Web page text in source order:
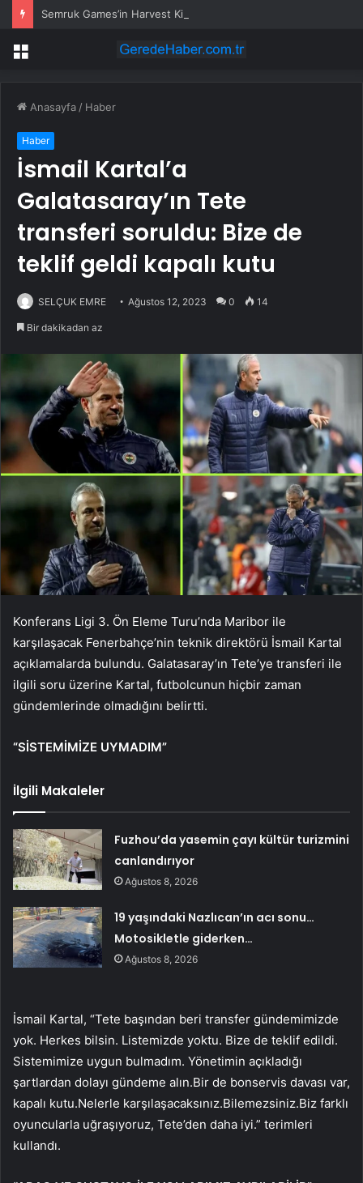
Menü
Anasayfa / Haber
Haber
İsmail Kartal’a
Galatasaray’ın Tete
transferi soruldu: Bize de
teklif geldi kapalı kutu
SELÇUK EMRE Ağustos 12, 2023 0 14
Bir dakikadan az
Konferans Ligi 3. Ön Eleme Turu’nda Maribor ile
karşılaşacak Fenerbahçe’nin teknik direktörü İsmail Kartal
açıklamalarda bulundu. Galatasaray’ın Tete’ye transferi ile
ilgili soru üzerine Kartal, futbolcunun hiçbir zaman
gündemlerinde olmadığını belirtti.
“SİSTEMİMİZE UYMADIM”
İlgili Makaleler
Fuzhou’da yasemin çayı kültür turizmini
canlandırıyor
Ağustos 8, 2026
19 yaşındaki Nazlıcan’ın acı sonu…
Motosikletle giderken…
Ağustos 8, 2026
İsmail Kartal, “Tete başından beri transfer gündemimizde
yok. Herkes bilsin. Listemizde yoktu. Bize de teklif edildi.
Sistemimize uygun bulmadım. Yönetimin açıkladığı
şartlardan dolayı gündeme alın.Bir de bonservis davası var,
kapalı kutu.Nelerle karşılaşacaksınız.Bilemezsiniz.Biz farklı
oyuncularla uğraşıyoruz, Tete’den daha iyi.” terimleri
kullandı.